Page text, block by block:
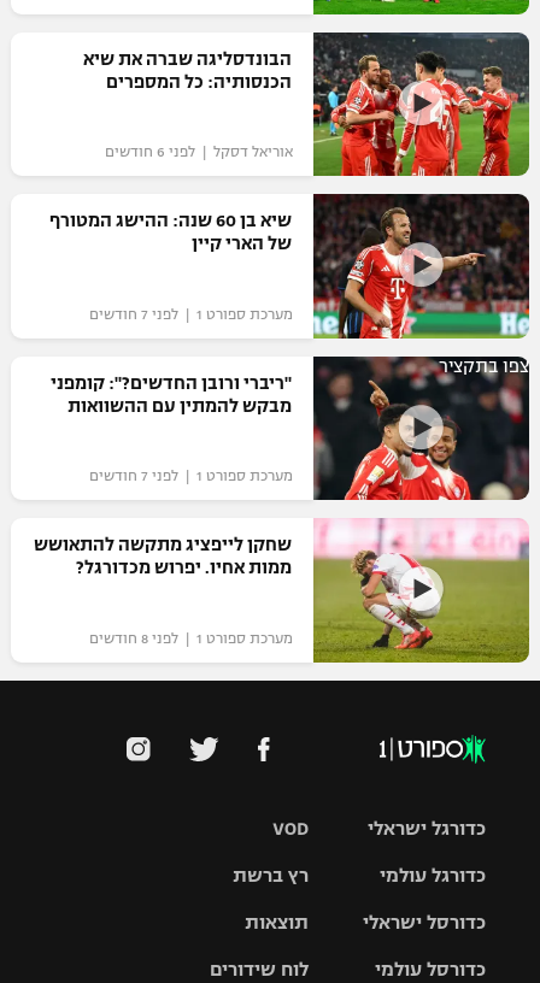
הבונדסליגה שברה את שיא
הכנסותיה: כל המספרים
אוריאל דסקל | לפני 6 חודשים
שיא בן 60 שנה: ההישג המטורף
של הארי קיין
מערכת ספורט 1 | לפני 7 חודשים
צפו בתקציר
"ריברי ורובן החדשים?": קומפני
מבקש להמתין עם ההשוואות
מערכת ספורט 1 | לפני 7 חודשים
שחקן לייפציג מתקשה להתאושש
ממות אחיו. יפרוש מכדורגל?
מערכת ספורט 1 | לפני 8 חודשים
VOD
רץ ברשת
תוצאות
לוח שידורים
כדורגל ישראלי
כדורגל עולמי
האלופות
כדורסל ישראלי
כדורסל עולמי